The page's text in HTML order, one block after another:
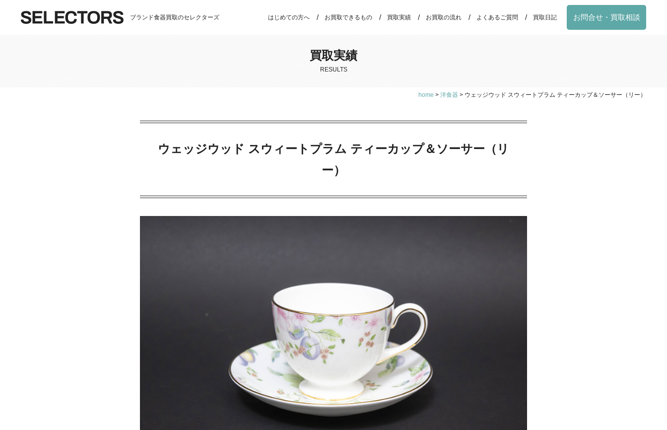
ブランド食器買取のセレクターズ はじめての方へ お買取できるもの 買取実績 お買取の流れ よくあるご質問 買取日記 お問合せ・買取相談
買取実績
RESULTS
home > 洋食器 > ウェッジウッド スウィートプラム ティーカップ＆ソーサー（リー）
ウェッジウッド スウィートプラム ティーカップ＆ソーサー（リ
ー）